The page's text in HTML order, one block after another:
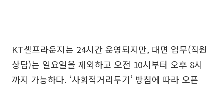
KT셀프라운지는 24시간 운영되지만, 대면 업무(직원
상담)는 일요일을 제외하고 오전 10시부터 오후 8시
까지 가능하다. ‘사회적거리두기’ 방침에 따라 오픈